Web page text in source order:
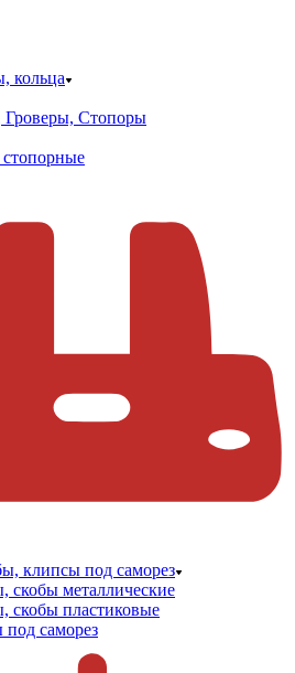
кольца
Гроверы, Стопоры
клипсы под саморез
скобы металлические
скобы пластиковые
саморез